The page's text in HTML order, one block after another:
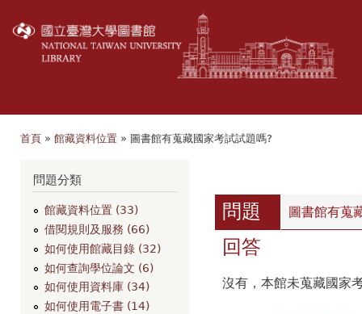
首頁 » 館藏資料位置 » 圖書館有蒐藏國家考試試題嗎?
問題分類
館藏資料位置 (33)
借閱規則及服務 (66)
如何使用館藏目錄 (32)
如何查詢學位論文 (6)
如何使用資料庫 (34)
如何使用電子書 (14)
問題 圖書館有蒐
回答
沒有，本館未蒐藏國家